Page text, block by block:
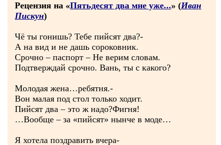
Рецензия на «Пятьдесят два мне уже...» (Иван
Пискун)
Чё ты гонишь? Тебе пийсят два?-
А на вид и не дашь сороковник.
Срочно – паспорт – Не верим словам.
Подтверждай срочно. Вань, ты с какого?
Молодая жена…ребятня.-
Вон малая под стол только ходит.
Пийсят два – это ж надо?Фигня!
…Вообще – за «пийсят» нынче в моде…
Я хотела поздравить вчера-